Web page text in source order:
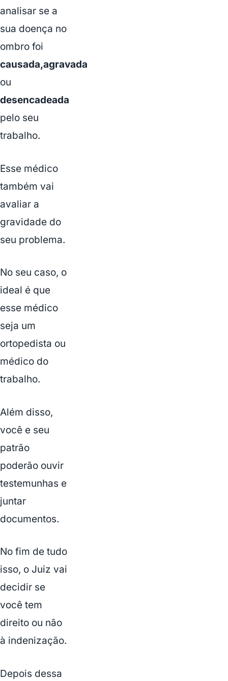
analisar se a
sua doença no
ombro foi
causada,agravada
ou
desencadeada
pelo seu
trabalho.
Esse médico
também vai
avaliar a
gravidade do
seu problema.
No seu caso, o
ideal é que
esse médico
seja um
ortopedista ou
médico do
trabalho.
Além disso,
você e seu
patrão
poderão ouvir
testemunhas e
juntar
documentos.
No fim de tudo
isso, o Juiz vai
decidir se
você tem
direito ou não
à indenização.
Depois dessa